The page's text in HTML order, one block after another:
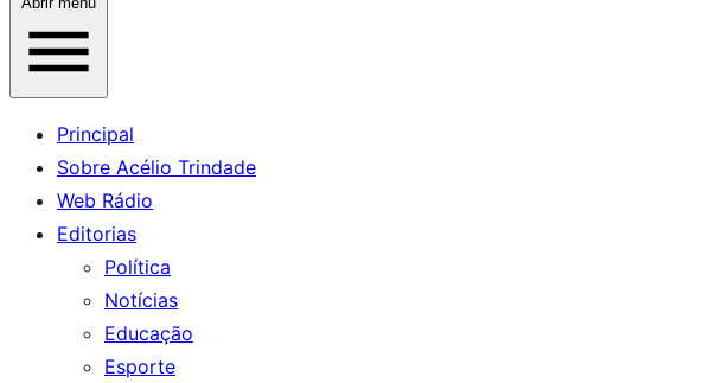
Principal
Sobre Acélio Trindade
Web Rádio
Editorias
Política
Notícias
Educação
Esporte